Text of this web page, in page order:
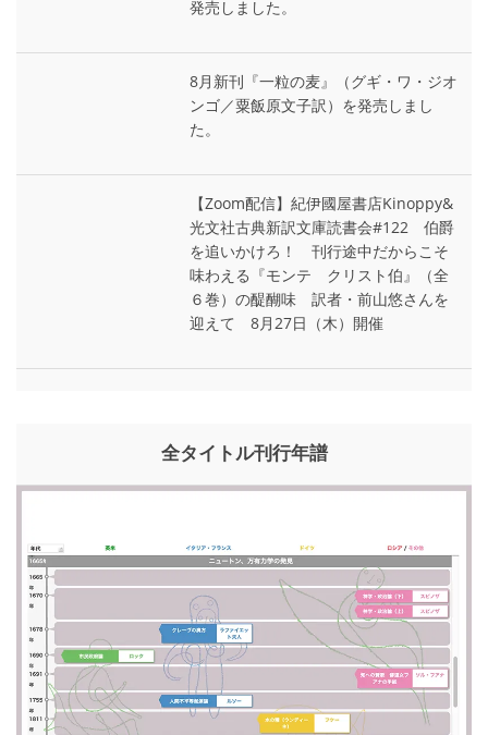
発売しました。
8月新刊『一粒の麦』（グギ・ワ・ジオ
ンゴ／粟飯原文子訳）を発売しまし
た。
【Zoom配信】紀伊國屋書店Kinoppy&
光文社古典新訳文庫読書会#122 伯爵
を追いかけろ！ 刊行途中だからこそ
味わえる『モンテ゠クリスト伯』（全
６巻）の醍醐味 訳者・前山悠さんを
迎えて 8月27日（木）開催
全タイトル刊行年譜